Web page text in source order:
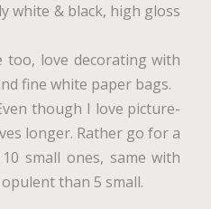
white & black, high gloss
love decorating with
fine white paper bags.
though I love picture-
longer. Rather go for a
small ones, same with
than 5 small.